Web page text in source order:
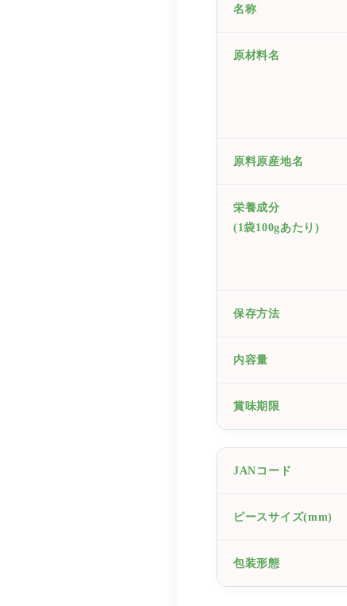
名称
原材料名
原料原産地名
栄養成分
(1袋100gあたり)
保存方法
内容量
賞味期限
JANコード
ピースサイズ(mm)
包装形態